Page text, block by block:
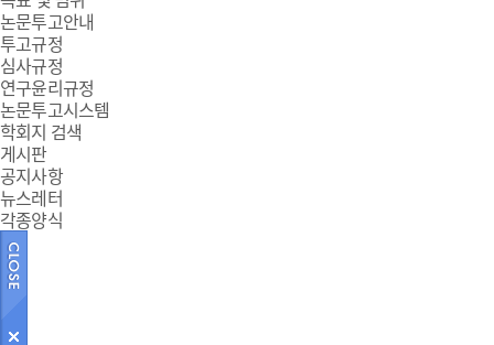
논문투고안내
투고규정
심사규정
연구윤리규정
논문투고시스템
학회지 검색
게시판
공지사항
뉴스레터
각종양식